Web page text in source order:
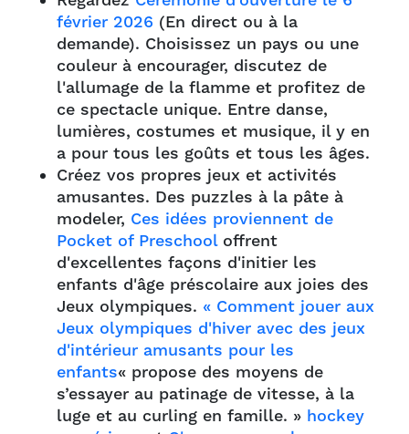
février 2026 (En direct ou à la
demande). Choisissez un pays ou une
couleur à encourager, discutez de
l'allumage de la flamme et profitez de
ce spectacle unique. Entre danse,
lumières, costumes et musique, il y en
a pour tous les goûts et tous les âges.
Créez vos propres jeux et activités
amusantes. Des puzzles à la pâte à
modeler, Ces idées proviennent de
Pocket of Preschool offrent
d'excellentes façons d'initier les
enfants d'âge préscolaire aux joies des
Jeux olympiques. « Comment jouer aux
Jeux olympiques d'hiver avec des jeux
d'intérieur amusants pour les
enfants« propose des moyens de
s’essayer au patinage de vitesse, à la
luge et au curling en famille. » hockey